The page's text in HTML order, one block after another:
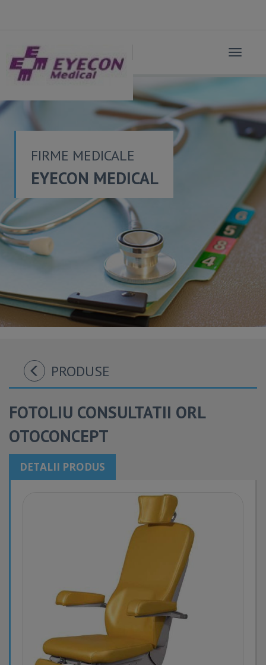
Toggle
FIRME MEDICALE
EYECON MEDICAL
PRODUSE
FOTOLIU CONSULTATII ORL
OTOCONCEPT
DETALII PRODUS